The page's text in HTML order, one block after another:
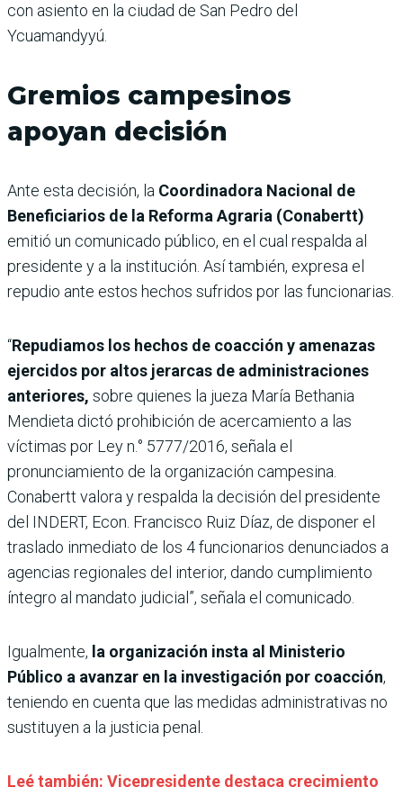
con asiento en la ciudad de San Pedro del
Ycuamandyyú.
Gremios campesinos
apoyan decisión
Ante esta decisión, la Coordinadora Nacional de
Beneficiarios de la Reforma Agraria (Conabertt)
emitió un comunicado público, en el cual respalda al
presidente y a la institución. Así también, expresa el
repudio ante estos hechos sufridos por las funcionarias.
“Repudiamos los hechos de coacción y amenazas
ejercidos por altos jerarcas de administraciones
anteriores, sobre quienes la jueza María Bethania
Mendieta dictó prohibición de acercamiento a las
víctimas por Ley n.° 5777/2016, señala el
pronunciamiento de la organización campesina.
Conabertt valora y respalda la decisión del presidente
del INDERT, Econ. Francisco Ruiz Díaz, de disponer el
traslado inmediato de los 4 funcionarios denunciados a
agencias regionales del interior, dando cumplimiento
íntegro al mandato judicial”, señala el comunicado.
Igualmente, la organización insta al Ministerio
Público a avanzar en la investigación por coacción,
teniendo en cuenta que las medidas administrativas no
sustituyen a la justicia penal.
Leé también: Vicepresidente destaca crecimiento